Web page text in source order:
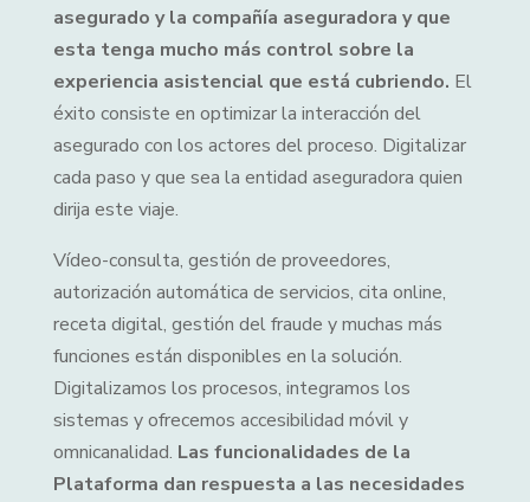
asegurado y la compañía aseguradora y que
esta tenga mucho más control sobre la
experiencia asistencial que está cubriendo. El
éxito consiste en optimizar la interacción del
asegurado con los actores del proceso. Digitalizar
cada paso y que sea la entidad aseguradora quien
dirija este viaje.
Vídeo-consulta, gestión de proveedores,
autorización automática de servicios, cita online,
receta digital, gestión del fraude y muchas más
funciones están disponibles en la solución.
Digitalizamos los procesos, integramos los
sistemas y ofrecemos accesibilidad móvil y
omnicanalidad. Las funcionalidades de la
Plataforma dan respuesta a las necesidades